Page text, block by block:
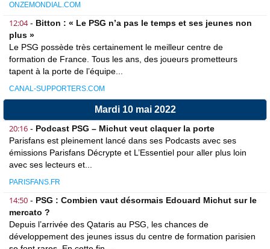
ONZEMONDIAL.COM
12:04- Bitton : « Le PSG n’a pas le temps et ses jeunes non
plus »
Le PSG possède très certainement le meilleur centre de
formation de France. Tous les ans, des joueurs prometteurs
tapent à la porte de l’équipe...
CANAL-SUPPORTERS.COM
Mardi 10 mai 2022
20:16 - Podcast PSG – Michut veut claquer la porte
Parisfans est pleinement lancé dans ses Podcasts avec ses
émissions Parisfans Décrypte et L’Essentiel pour aller plus loin
avec ses lecteurs et...
PARISFANS.FR
14:50 - PSG : Combien vaut désormais Edouard Michut sur le
mercato ?
Depuis l’arrivée des Qataris au PSG, les chances de
développement des jeunes issus du centre de formation parisien